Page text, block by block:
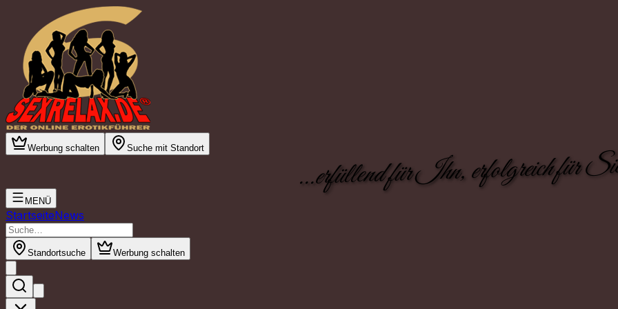
Werbung schalten Suche mit Standort
...erfüllend für Ihn, erfolgreich für
MENÜ
StartseiteNews
Standortsuche Werbung schalten